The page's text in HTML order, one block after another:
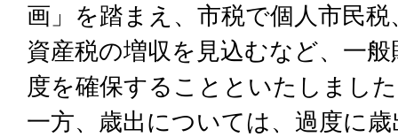
画」を踏まえ、市税で個人市民
資産税の増収を見込むなど、一
度を確保することといたしまし
一方、歳出については、過度に